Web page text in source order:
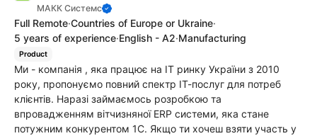
МАКК Системс
Full Remote·Countries of Europe or Ukraine·
5 years of experience·English - A2·Manufacturing
Product
Ми - компанія , яка працює на ІТ ринку України з 2010
року, пропонуємо повний спектр ІТ-послуг для потреб
клієнтів. Наразі займаємось розробкою та
впровадженням вітчизняної ERP системи, яка стане
потужним конкурентом 1С. Якщо ти хочеш взяти участь у